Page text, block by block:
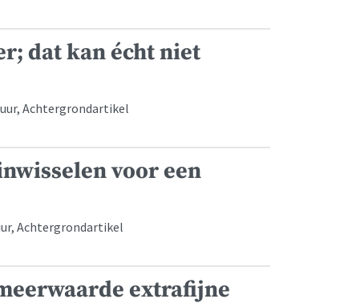
dat kan écht niet
Achtergrondartikel
voor een
Achtergrondartikel
extrafijne